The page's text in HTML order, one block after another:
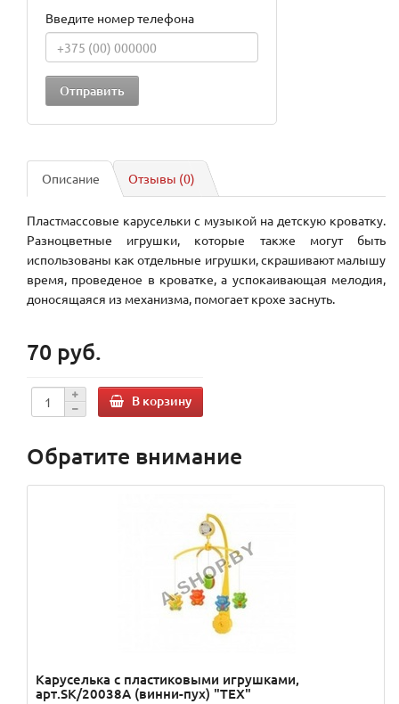
Введите номер телефона
Описание Отзывы (0)
Пластмассовые карусельки с музыкой на детскую кроватку.
Разноцветные игрушки, которые также могут быть
использованы как отдельные игрушки, скрашивают малышу
время, проведеное в кроватке, а успокаивающая мелодия,
доносящаяся из механизма, помогает крохе заснуть.
70 руб.
В корзину
Обратите внимание
Каруселька с пластиковыми игрушками,
арт.SK/20038А (винни-пух) "TEX"